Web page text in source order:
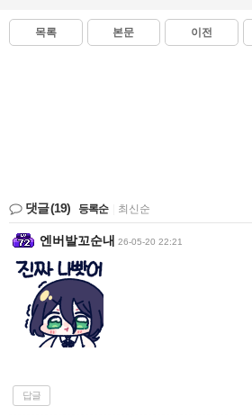
목록 본문 이전
댓글(19) 등록순 최신순
엔버발꼬순내 26-05-20 22:21
답글